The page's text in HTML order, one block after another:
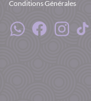
Conditions Générales